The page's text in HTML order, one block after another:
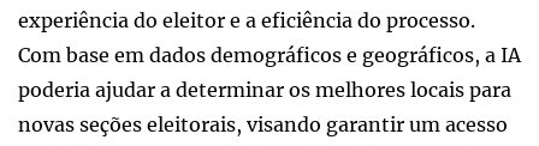
experiência do eleitor e a eficiência do processo.
Com base em dados demográficos e geográficos, a IA
poderia ajudar a determinar os melhores locais para
novas seções eleitorais, visando garantir um acesso